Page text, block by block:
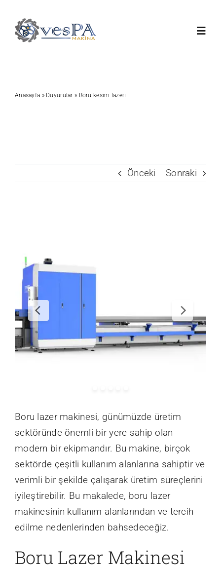
content
Anasayfa » Duyurular » Boru kesim lazeri
Önceki Sonraki
Boru lazer makinesi, günümüzde üretim
sektöründe önemli bir yere sahip olan
modern bir ekipmandır. Bu makine, birçok
sektörde çeşitli kullanım alanlarına sahiptir ve
verimli bir şekilde çalışarak üretim süreçlerini
iyileştirebilir. Bu makalede, boru lazer
makinesinin kullanım alanlarından ve tercih
edilme nedenlerinden bahsedeceğiz.
Boru Lazer Makinesi